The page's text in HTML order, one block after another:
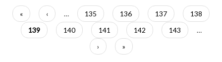
Paginación
Primera
página
«
Página
anterior
‹ … Página
135 Página
136 Página
137 Página
138
Página
actual
139 Página
140 Página
141 Página
142 Página
143
…
Siguiente
página
›
Última
página
»